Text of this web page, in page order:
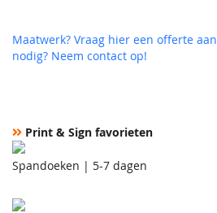
Print & Sign favorieten
Spandoeken | 5-7 dagen
Maatwerk? Vraag hier een offerte aan
nodig? Neem contact op!